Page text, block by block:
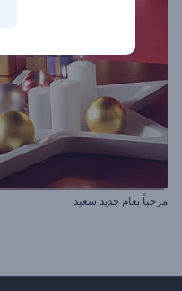
مرحباً بعام جديد سعيد